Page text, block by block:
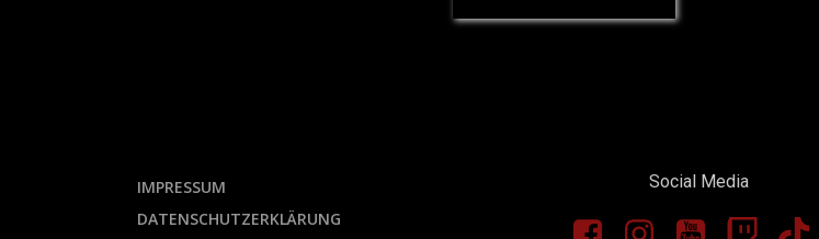
IMPRESSUM
DATENSCHUTZERKLÄRUNG
Social Media